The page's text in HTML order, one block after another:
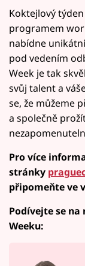
Koktejlový
programem
nabídne
pod vedením
Week je tak
svůj talent a
se, že můžeme
a společně
Pro více
stránky
připomeňte ve
Podívejte se
Weeku: